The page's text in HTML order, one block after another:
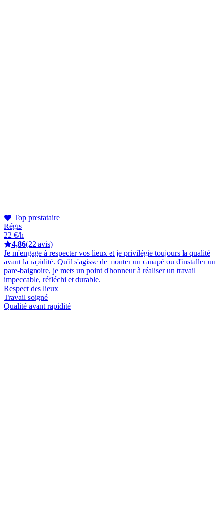
Top prestataire
Régis
22 €/h
4,86(22 avis)
Je m'engage à respecter vos lieux et je privilégie toujours la qualité
avant la rapidité. Qu'il s'agisse de monter un canapé ou d'installer un
pare-baignoire, je mets un point d'honneur à réaliser un travail
impeccable, réfléchi et durable.
Respect des lieux
Travail soigné
Qualité avant rapidité